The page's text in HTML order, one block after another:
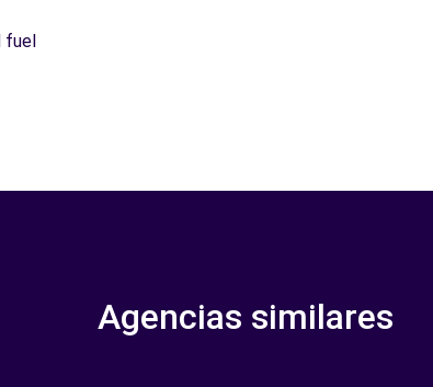
fuel
Agencias similares